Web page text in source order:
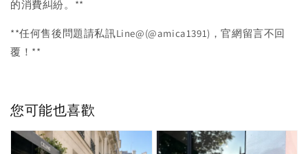
的消費糾紛。**
**任何售後問題請私訊Line@(@amica1391)，官網留言不回
覆！**
您可能也喜歡